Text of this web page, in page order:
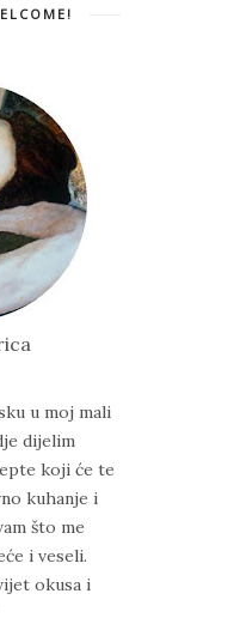
u moj mali
dijelim
koji će te
kuhanje i
što me
i veseli.
okusa i